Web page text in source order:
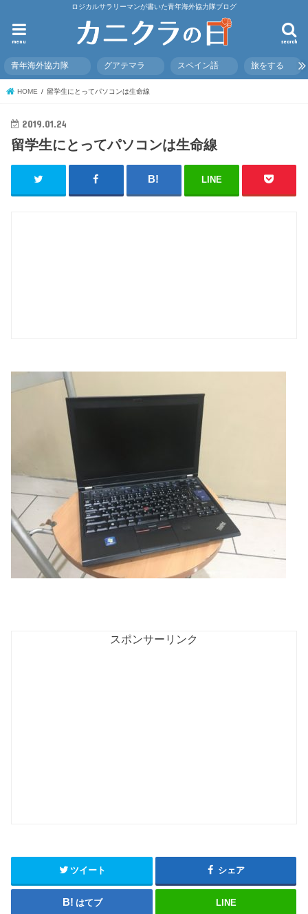
ロジカルサラリーマンが書いた青年海外協力隊ブログ
search
menu
青年海外協力隊 グアテマラ スペイン語 旅をする
HOME 留学生にとってパソコンは生命線
2019.01.24
留学生にとってパソコンは生命線
LINE
スポンサーリンク
ツイート シェア
はてブ LINE